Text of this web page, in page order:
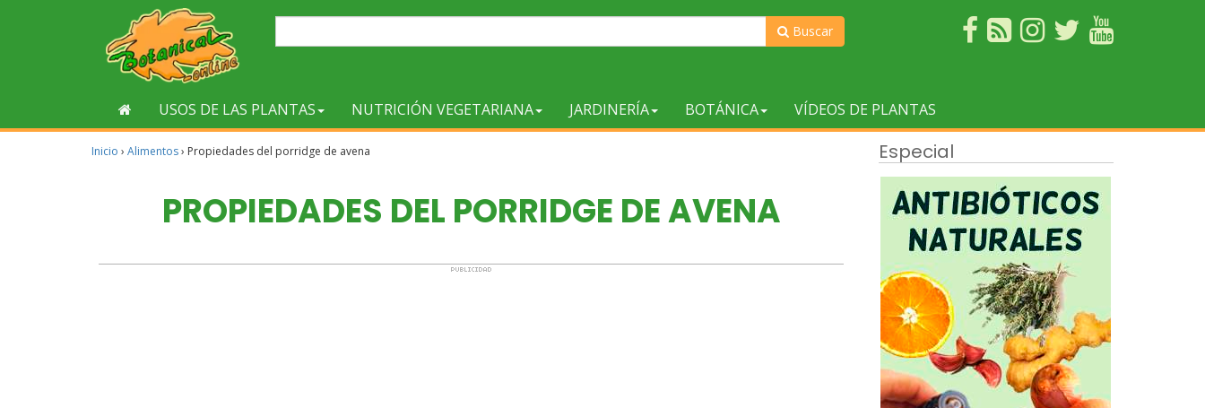
Buscar
USOS DE LAS PLANTAS NUTRICIÓN VEGETARIANA JARDINERÍA BOTÁNICA VÍDEOS DE PLANTAS
Inicio › Alimentos› Propiedades del porridge de avena
PROPIEDADES DEL PORRIDGE DE AVENA
Especial